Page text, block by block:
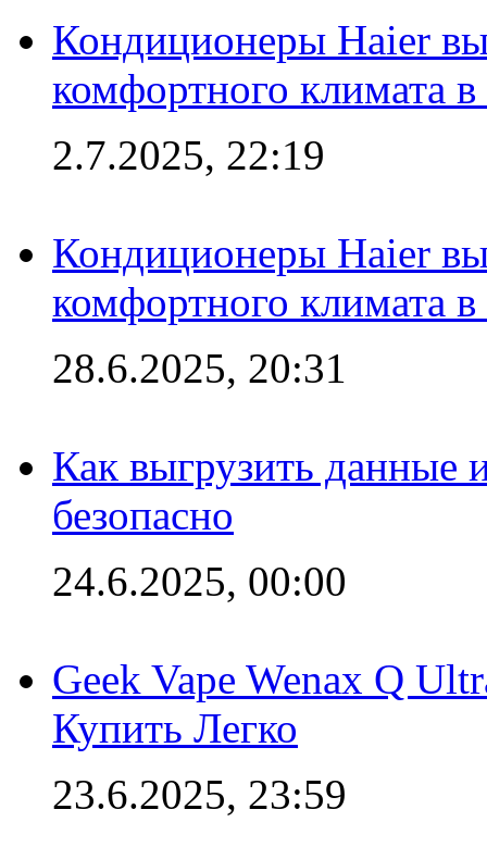
Кондиционеры Haier
комфортного климата
2.7.2025, 22:19
Кондиционеры Haier
комфортного климата
28.6.2025, 20:31
Как выгрузить данные
безопасно
24.6.2025, 00:00
Geek Vape Wenax Q
Купить Легко
23.6.2025, 23:59